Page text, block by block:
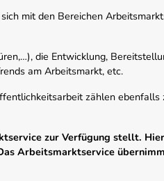
mit den Bereichen
die Entwicklung,
am Arbeitsmarkt, etc.
zählen ebenfalls
zur Verfügung stellt.
Arbeitsmarktservice